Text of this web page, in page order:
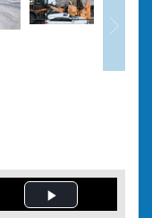
Play Video